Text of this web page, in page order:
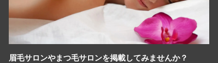
眉毛サロンやまつ毛サロンを掲載してみませんか？